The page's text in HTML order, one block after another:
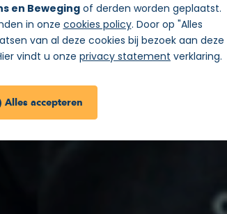
en Bewegingof derden worden geplaatst.
in onze cookies policy. Door op "Alles
van al deze cookies bij bezoek aan deze
vindt u onze privacy statement verklaring.
Alles accepteren